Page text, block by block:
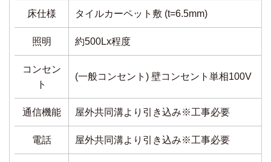
床仕様 タイルカーペット敷 (t=6.5mm)
照明 約500Lx程度
コンセン
ト
(一般コンセント) 壁コンセント単相100V
通信機能 屋外共同溝より引き込み※工事必要
電話 屋外共同溝より引き込み※工事必要